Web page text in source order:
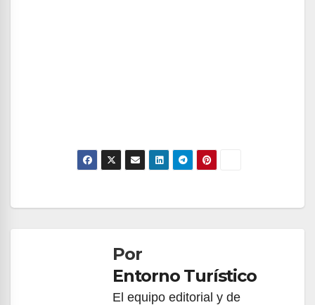
entradasPor
Entorno Turístico
El equipo editorial y de